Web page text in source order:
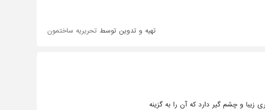
تهیه و تدوین توسط تحریریه ساختمون
و چشم گیر دارد که آن را به گزینه